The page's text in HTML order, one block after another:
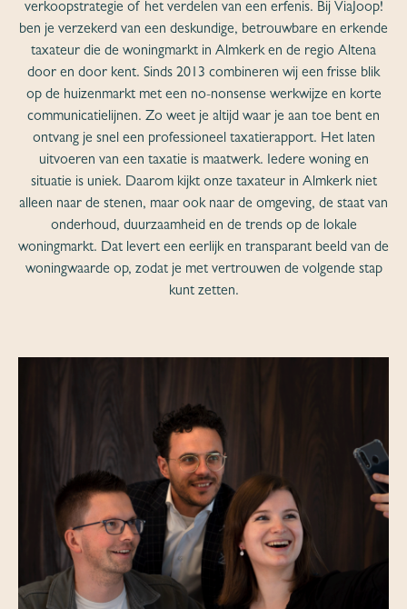
verkoopstrategie of het verdelen van een erfenis. Bij ViaJoop!
ben je verzekerd van een deskundige, betrouwbare en erkende
taxateur die de woningmarkt in Almkerk en de regio Altena
door en door kent. Sinds 2013 combineren wij een frisse blik
op de huizenmarkt met een no-nonsense werkwijze en korte
communicatielijnen. Zo weet je altijd waar je aan toe bent en
ontvang je snel een professioneel taxatierapport. Het laten
uitvoeren van een taxatie is maatwerk. Iedere woning en
situatie is uniek. Daarom kijkt onze taxateur in Almkerk niet
alleen naar de stenen, maar ook naar de omgeving, de staat van
onderhoud, duurzaamheid en de trends op de lokale
woningmarkt. Dat levert een eerlijk en transparant beeld van de
woningwaarde op, zodat je met vertrouwen de volgende stap
kunt zetten.